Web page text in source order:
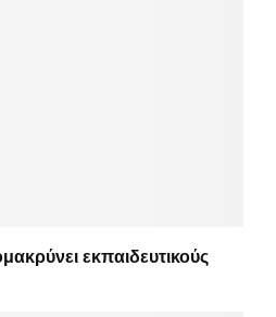
εκπαιδευτικούς